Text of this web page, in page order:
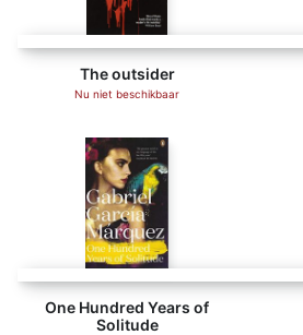
The outsider
Nu niet beschikbaar
One Hundred Years of
Solitude